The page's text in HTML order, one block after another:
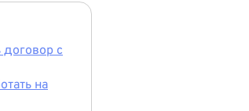
с
на